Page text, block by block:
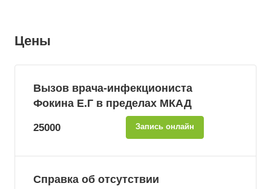
Цены
Вызов врача-инфекциониста
Фокина Е.Г в пределах МКАД
25000 Запись онлайн
Справка об отсутствии